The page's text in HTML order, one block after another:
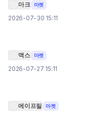
마크 마켓
2026-07-30 15:11
맥스 마켓
2026-07-27 15:11
에이프릴 마켓